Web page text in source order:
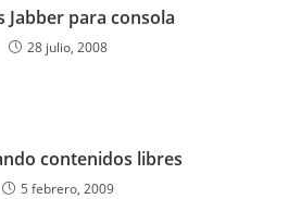
Jabber para consola
28 julio, 2008
contenidos libres
5 febrero, 2009